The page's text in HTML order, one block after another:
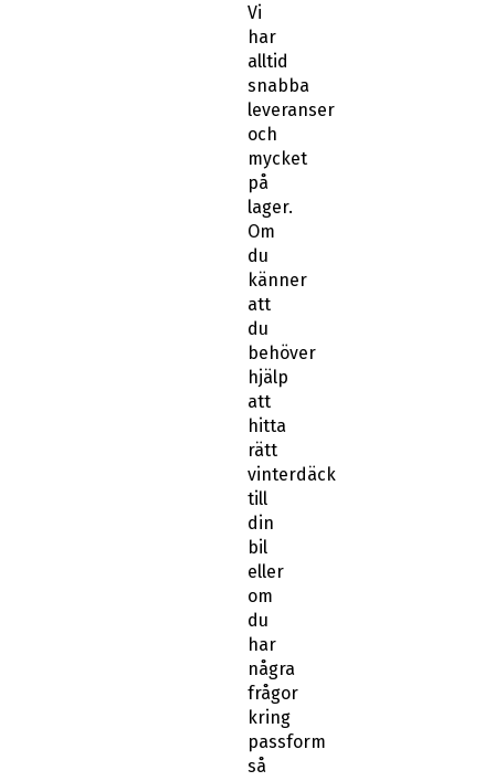
Vi
har
alltid
snabba
leveranser
och
mycket
på
lager.
Om
du
känner
att
du
behöver
hjälp
att
hitta
rätt
vinterdäck
till
din
bil
eller
om
du
har
några
frågor
kring
passform
så